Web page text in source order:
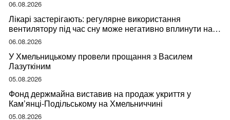
06.08.2026
Лікарі застерігають: регулярне використання
вентилятору під час сну може негативно вплинути на
ваше здоров’я
06.08.2026
У Хмельницькому провели прощання з Василем
Лазуткіним
05.08.2026
Фонд держмайна виставив на продаж укриття у
Кам’янці-Подільському на Хмельниччині
05.08.2026